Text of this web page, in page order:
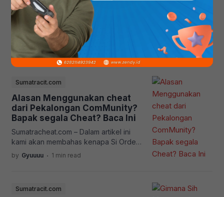
Extract! BUKA lalu Extract MSVC+.
Apabila Cheat Tidak Muncul.rar dan
Buka Exenya Menggunakan RUN AS
[…]
Jalankan? Error? Baca!
Sumatracheat.com – Pada Artikel ini kita
Akan membahas kenapa cheat Point
Blank Tidak dapat digunakan atau di
jalankan, Berikut Alasannya
Gyuuuu . 1 min read
Sumatracit.com
Alasan Menggunakan cheat
dari Pekalongan ComMunity?
Bapak segala Cheat? Baca Ini
Sumatracheat.com – Dalam artikel ini
kami akan membahas kenapa Si Order
cheat harus dengan
Pekalongancheater.com atau Sumatra
dijalankan melalui hosting, Namun
by Gyuuuu . 1 min read
Sumatracit.com